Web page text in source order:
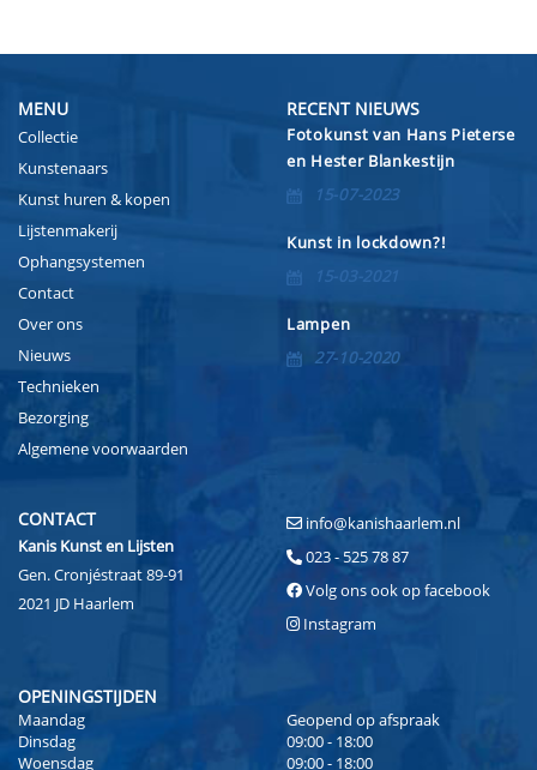
MENU
Collectie
Kunstenaars
Kunst huren & kopen
Lijstenmakerij
Ophangsystemen
Contact
Over ons
Nieuws
Technieken
Bezorging
Algemene voorwaarden
RECENT NIEUWS
Fotokunst van Hans Pieterse
en Hester Blankestijn
15-07-2023
Kunst in lockdown?!
15-03-2021
Lampen
27-10-2020
CONTACT
Kanis Kunst en Lijsten
Gen. Cronjéstraat 89-91
2021 JD Haarlem
info@kanishaarlem.nl
023 - 525 78 87
Volg ons ook op facebook
Instagram
OPENINGSTIJDEN
Maandag
Geopend op afspraak
Dinsdag
09:00 - 18:00
Woensdag
09:00 - 18:00